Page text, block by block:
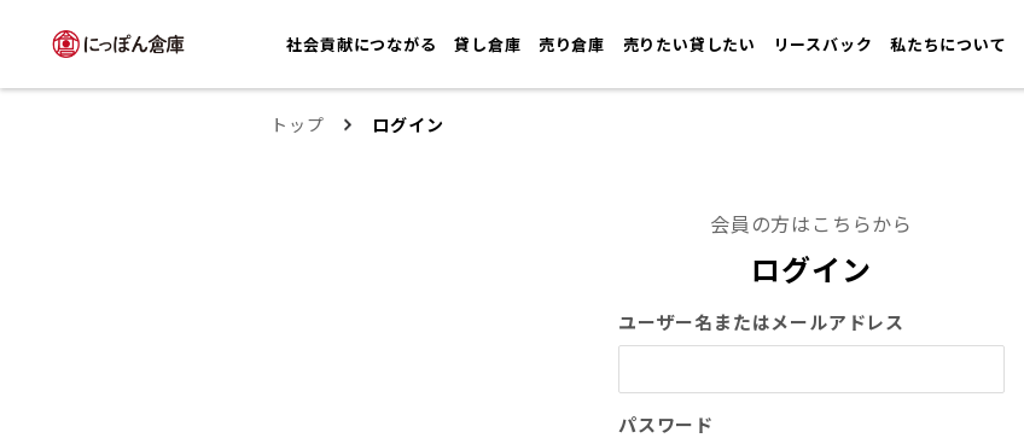
社会貢献につながる 貸し倉庫 売り倉庫 売りたい貸したい リースバック 私たちについて
トップ ログイン
会員の方はこちらから
ログイン
ユーザー名またはメールアドレス
パスワード